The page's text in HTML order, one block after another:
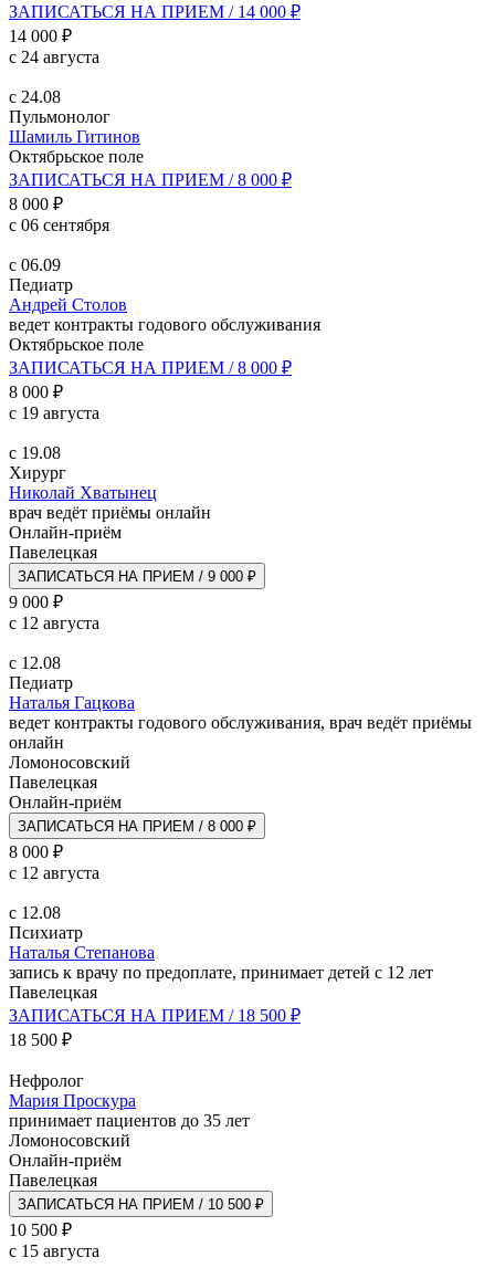
ЗАПИСАТЬСЯ НА ПРИЕМ / 14 000 ₽
14 000 ₽
с 24 августа
с 24.08
Пульмонолог
Шамиль Гитинов
Октябрьское поле
ЗАПИСАТЬСЯ НА ПРИЕМ / 8 000 ₽
8 000 ₽
с 06 сентября
с 06.09
Педиатр
Андрей Столов
ведет контракты годового обслуживания
Октябрьское поле
ЗАПИСАТЬСЯ НА ПРИЕМ / 8 000 ₽
8 000 ₽
с 19 августа
с 19.08
Хирург
Николай Хватынец
врач ведёт приёмы онлайн
Онлайн-приём
Павелецкая
ЗАПИСАТЬСЯ НА ПРИЕМ / 9 000 ₽
9 000 ₽
с 12 августа
с 12.08
Педиатр
Наталья Гацкова
ведет контракты годового обслуживания, врач ведёт приёмы
онлайн
Ломоносовский
Павелецкая
Онлайн-приём
ЗАПИСАТЬСЯ НА ПРИЕМ / 8 000 ₽
8 000 ₽
с 12 августа
с 12.08
Психиатр
Наталья Степанова
запись к врачу по предоплате, принимает детей с 12 лет
Павелецкая
ЗАПИСАТЬСЯ НА ПРИЕМ / 18 500 ₽
18 500 ₽
Нефролог
Мария Проскура
принимает пациентов до 35 лет
Ломоносовский
Онлайн-приём
Павелецкая
ЗАПИСАТЬСЯ НА ПРИЕМ / 10 500 ₽
10 500 ₽
с 15 августа